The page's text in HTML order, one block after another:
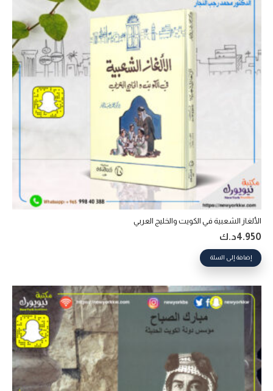
الألغاز الشعبية في الكويت والخليج العربي
4.950د.ك
إضافة إلى السلة